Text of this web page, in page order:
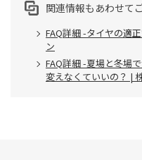
関連情報もあわせて
FAQ詳細 -タイヤの適
ン
FAQ詳細 -夏場と冬場
変えなくていいの？ |